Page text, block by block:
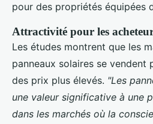
pour des propriétés équipées
Attractivité pour les
Les études montrent que les
panneaux solaires se vendent
des prix plus élevés. "Les
une valeur significative à une
dans les marchés où la